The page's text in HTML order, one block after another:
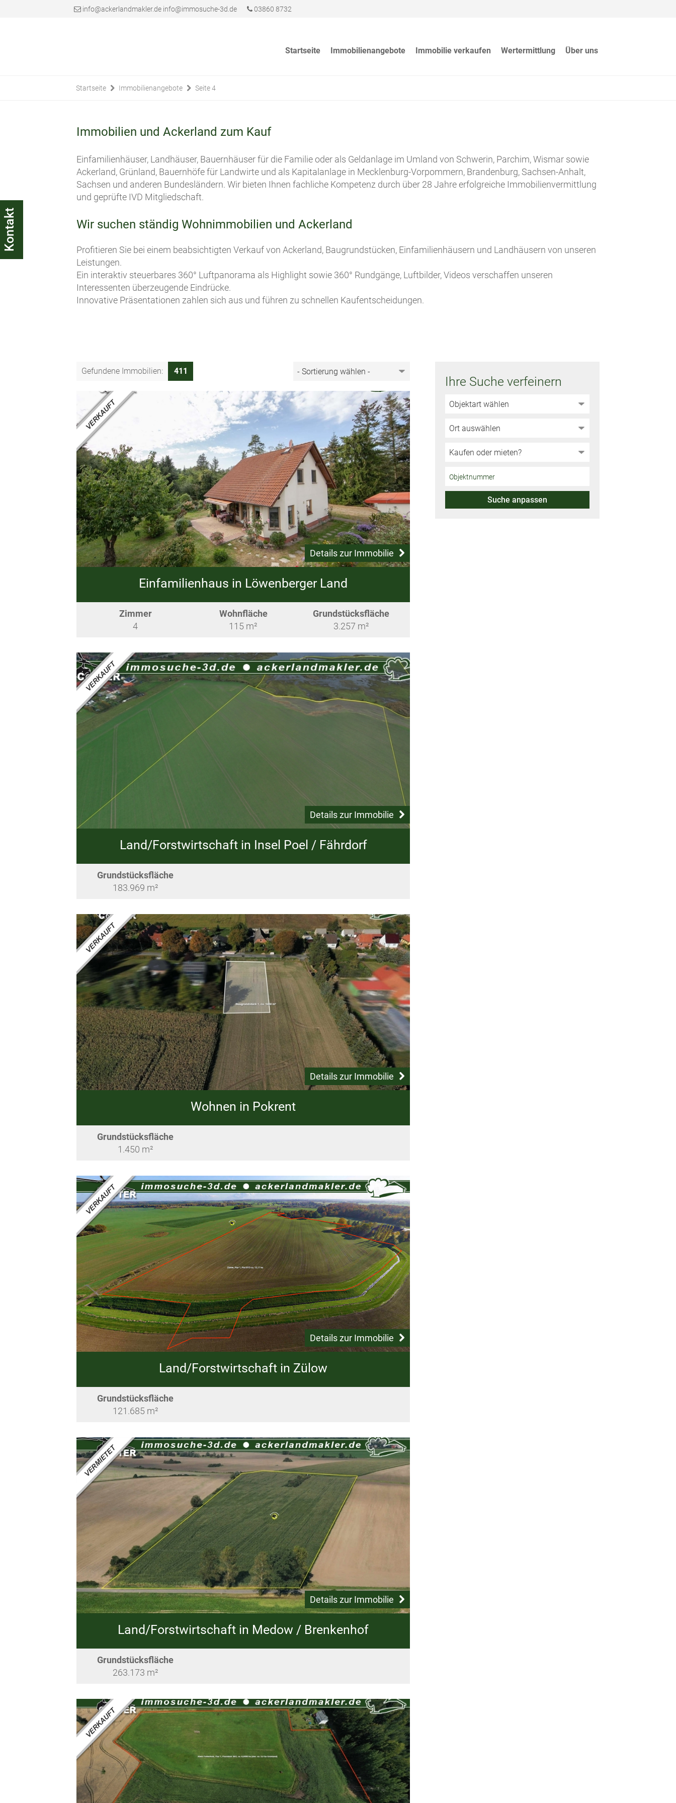
info@ackerlandmakler.de info@immosuche-3d.de 03860 8732
Startseite Immobilienangebote Immobilie verkaufen Wertermittlung Über uns
Startseite Immobilienangebote Seite 4
Immobilien und Ackerland zum Kauf
Einfamilienhäuser, Landhäuser, Bauernhäuser für die Familie oder als Geldanlage im Umland von Schwerin, Parchim, Wismar sowie
Ackerland, Grünland, Bauernhöfe für Landwirte und als Kapitalanlage in Mecklenburg-Vorpommern, Brandenburg, Sachsen-Anhalt,
Sachsen und anderen Bundesländern. Wir bieten Ihnen fachliche Kompetenz durch über 28 Jahre erfolgreiche Immobilienvermittlung
und geprüfte IVD Mitgliedschaft.
Wir suchen ständig Wohnimmobilien und Ackerland
Profitieren Sie bei einem beabsichtigten Verkauf von Ackerland, Baugrundstücken, Einfamilienhäusern und Landhäusern von unseren
Leistungen.
Ein interaktiv steuerbares 360° Luftpanorama als Highlight sowie 360° Rundgänge, Luftbilder, Videos verschaffen unseren
Interessenten überzeugende Eindrücke.
Innovative Präsentationen zahlen sich aus und führen zu schnellen Kaufentscheidungen.
Gefundene Immobilien: 411
Details zur Immobilie
Einfamilienhaus in Löwenberger Land
Zimmer
4
Wohnfläche
115 m²
Grundstücksfläche
3.257 m²
Details zur Immobilie
Land/Forstwirtschaft in Insel Poel / Fährdorf
Grundstücksfläche
183.969 m²
Details zur Immobilie
Wohnen in Pokrent
Grundstücksfläche
1.450 m²
Details zur Immobilie
Land/Forstwirtschaft in Zülow
Grundstücksfläche
121.685 m²
Details zur Immobilie
Land/Forstwirtschaft in Medow / Brenkenhof
Grundstücksfläche
263.173 m²
Ihre Suche verfeinern
Suche anpassen
Kontakt